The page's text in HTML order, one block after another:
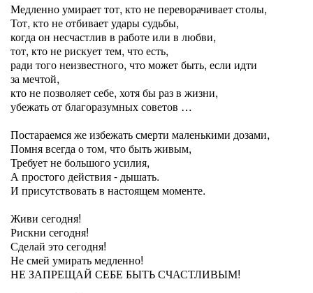
Медленно умирает тот, кто не переворачивает столы,
Тот, кто не отбивает удары судьбы,
когда он несчастлив в работе или в любви,
тот, кто не рискует тем, что есть,
ради того неизвестного, что может быть, если идти
за мечтой,
кто не позволяет себе, хотя бы раз в жизни,
убежать от благоразумных советов …
Постараемся же избежать смерти маленькими дозами,
Помня всегда о том, что быть живым,
Требует не большого усилия,
А простого действия - дышать.
И присутствовать в настоящем моменте.
Живи сегодня!
Рискни сегодня!
Сделай это сегодня!
Не смей умирать медленно!
НЕ ЗАПРЕЩАЙ СЕБЕ БЫТЬ СЧАСТЛИВЫМ!